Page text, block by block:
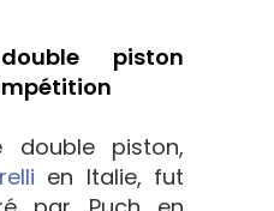
piston
double piston,
en Italie, fut